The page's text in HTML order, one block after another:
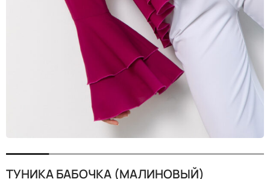
ТУНИКА БАБОЧКА (МАЛИНОВЫЙ)